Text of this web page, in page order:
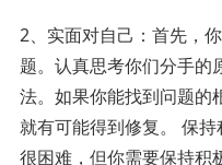
2、实面对自己：首先，
题。认真思考你们分手的
法。如果你能找到问题的
就有可能得到修复。 保
很困难，但你需要保持积